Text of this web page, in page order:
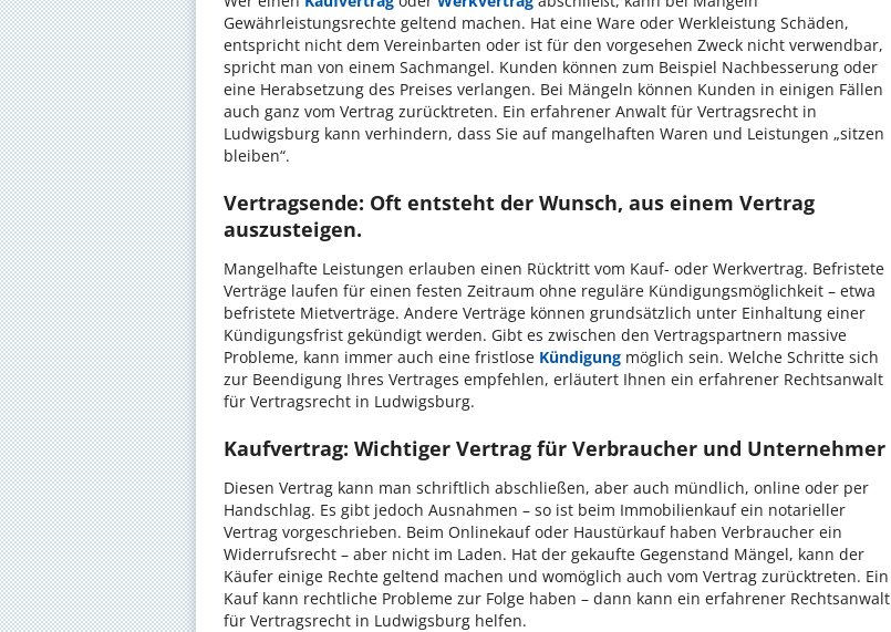
Gewährleistungsrechte geltend machen. Hat eine Ware oder Werkleistung Schäden,
entspricht nicht dem Vereinbarten oder ist für den vorgesehen Zweck nicht verwendbar,
spricht man von einem Sachmangel. Kunden können zum Beispiel Nachbesserung oder
eine Herabsetzung des Preises verlangen. Bei Mängeln können Kunden in einigen Fällen
auch ganz vom Vertrag zurücktreten. Ein erfahrener Anwalt für Vertragsrecht in
Ludwigsburg kann verhindern, dass Sie auf mangelhaften Waren und Leistungen „sitzen
bleiben“.
Vertragsende: Oft entsteht der Wunsch, aus einem Vertrag
auszusteigen.
Mangelhafte Leistungen erlauben einen Rücktritt vom Kauf- oder Werkvertrag. Befristete
Verträge laufen für einen festen Zeitraum ohne reguläre Kündigungsmöglichkeit – etwa
befristete Mietverträge. Andere Verträge können grundsätzlich unter Einhaltung einer
Kündigungsfrist gekündigt werden. Gibt es zwischen den Vertragspartnern massive
Probleme, kann immer auch eine fristlose Kündigung möglich sein. Welche Schritte sich
zur Beendigung Ihres Vertrages empfehlen, erläutert Ihnen ein erfahrener Rechtsanwalt
für Vertragsrecht in Ludwigsburg.
Kaufvertrag: Wichtiger Vertrag für Verbraucher und Unternehmer
Diesen Vertrag kann man schriftlich abschließen, aber auch mündlich, online oder per
Handschlag. Es gibt jedoch Ausnahmen – so ist beim Immobilienkauf ein notarieller
Vertrag vorgeschrieben. Beim Onlinekauf oder Haustürkauf haben Verbraucher ein
Widerrufsrecht – aber nicht im Laden. Hat der gekaufte Gegenstand Mängel, kann der
Käufer einige Rechte geltend machen und womöglich auch vom Vertrag zurücktreten. Ein
Kauf kann rechtliche Probleme zur Folge haben – dann kann ein erfahrener Rechtsanwalt
für Vertragsrecht in Ludwigsburg helfen.